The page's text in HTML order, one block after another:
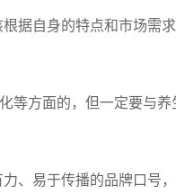
据自身的特点和市场需
等方面的，但一定要与
、易于传播的品牌口号